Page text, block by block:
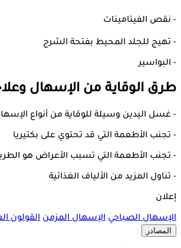
- نقص الفيتامينات
- تهيج للجلد المحيط بفتحة الشرج
- البواسير
طرق الوقاية من الإسهال
- غسل اليدين وسيلة للوقاية من أنواع
- تجنب الأطعمة التي قد تحتوي على بكتيريا
- تجنب الأطعمة التي تسبب الأعراض هو
- تناول المزيد من الألياف الغذائية
إعلان
الإسهال الصباحي الإسهال المزمن القولون
المصادر